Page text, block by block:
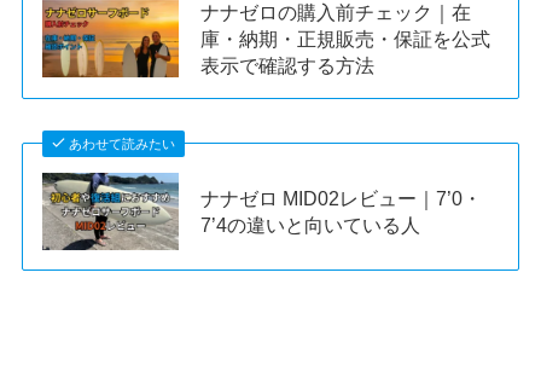
ナナゼロの購入前チェック｜在
庫・納期・正規販売・保証を公式
表示で確認する方法
あわせて読みたい
ナナゼロ MID02レビュー｜7’0・
7’4の違いと向いている人